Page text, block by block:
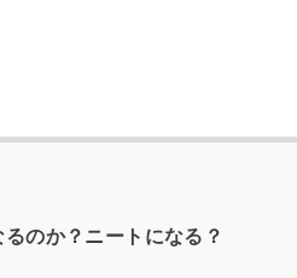
のか？ニートになる？